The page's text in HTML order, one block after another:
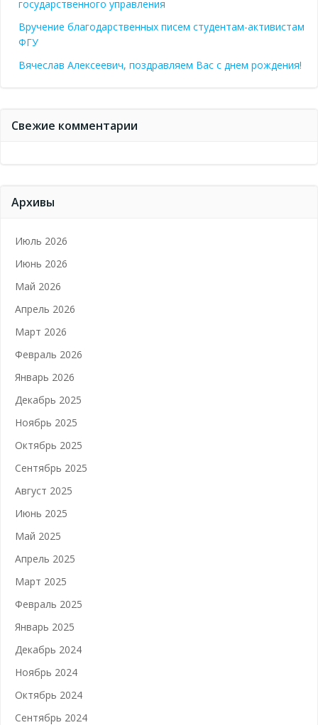
государственного управления
Вручение благодарственных писем студентам-активистам
ФГУ
Вячеслав Алексеевич, поздравляем Вас с днем рождения!
Свежие комментарии
Архивы
Июль 2026
Июнь 2026
Май 2026
Апрель 2026
Март 2026
Февраль 2026
Январь 2026
Декабрь 2025
Ноябрь 2025
Октябрь 2025
Сентябрь 2025
Август 2025
Июнь 2025
Май 2025
Апрель 2025
Март 2025
Февраль 2025
Январь 2025
Декабрь 2024
Ноябрь 2024
Октябрь 2024
Сентябрь 2024